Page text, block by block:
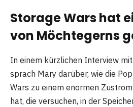
Storage Wars hat
von Möchtegerns
In einem kürzlichen Interview
sprach Mary darüber, wie die
Wars zu einem enormen
hat, die versuchen, in der